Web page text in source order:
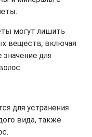
могут лишить
веществ, включая
для
для устранения
вида, также